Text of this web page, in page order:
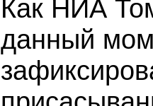
Как НИА
данный